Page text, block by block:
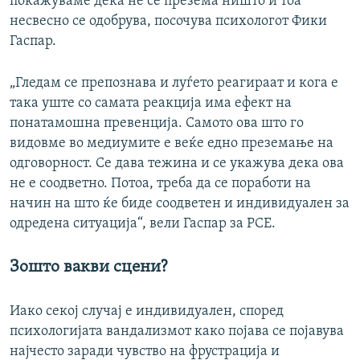
несвесно се одобрува, посочува психологот Фики
Гаспар.
„Гледам се препознава и луѓето реагираат и кога е
така уште со самата реакција има ефект на
понатамошна превенција. Самото ова што го
видовме во медиумите е веќе едно преземање на
одговорност. Се дава тежина и се укажува дека ова
не е соодветно. Потоа, треба да се поработи на
начин на што ќе биде соодветен и индивидуален за
одредена ситуација“, вели Гаспар за РСЕ.
Зошто вакви сцени?
Иако секој случај е индивидуален, според
психологијата вандализмот како појава се појавува
најчесто заради чувство на фрустрација и